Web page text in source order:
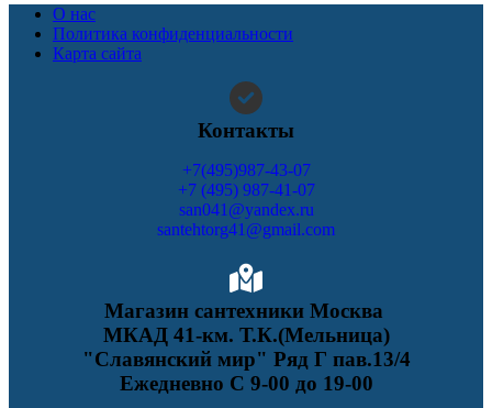
О нас
Политика конфиденциальности
Карта сайта
Контакты
+7(495)987-43-07
+7 (495) 987-41-07
san041@yandex.ru
santehtorg41@gmail.com
Магазин сантехники Москва
МКАД 41-км. Т.К.(Мельница)
"Славянский мир" Ряд Г пав.13/4
Ежедневно С 9-00 до 19-00